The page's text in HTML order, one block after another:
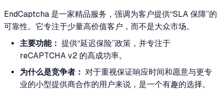
EndCaptcha 是一家精品服务，强调为客户提供“SLA 保障”的
可靠性。它专注于少量高价值客户，而不是大众市场。
主要功能： 提供“延迟保险”政策，并专注于
reCAPTCHA v2 的高成功率。
为什么是竞争者： 对于重视保证响应时间和愿意与更专
业的小型提供商合作的用户来说，是一个有趣的选择。